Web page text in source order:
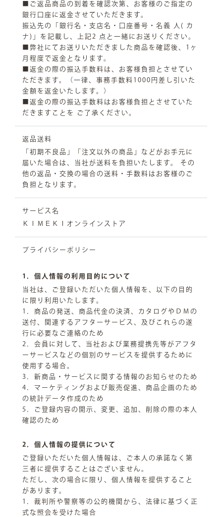
■ご返品商品の到着を確認次第、お客様のご指定の
銀行口座に返金させていただきます。
振込先の「銀行名・支店名・口座番号・名義 人( カ
ナ)」を記載し、上記2 点と一緒にお送りください。
■弊社にてお送りいただきました商品を確認後、1ヶ
月程度で返金となります。
■返金の際の振込手数料は、お客様負担とさせてい
ただきます。（一律、事務手数料1000円差し引いた
金額を返金いたします。）
■返金の際の振込手数料はお客様負担とさせていた
だきますことを ご了承ください。
返品送料
「初期不良品」「注文以外の商品」などがお手元に
届いた場合は、当社が送料を負担いたします。 その
他の返品・交換の場合の送料・手数料はお客様のご
負担となります。
サービス名
ＫＩＭＥＫＩオンラインストア
プライバシーポリシー
1．個人情報の利用目的について
当社は、ご登録いただいた個人情報を、以下の目的
に限り利用いたします。
1．商品の発送、商品代金の決済、カタログやＤＭの
送付、関連するアフターサービス、及びこれらの遂
行に必要なご連絡のため
2．会員に対して、当社および業務提携先等がアフタ
ーサービスなどの個別のサービスを提供するために
使用する場合。
3．新商品・サービスに関する情報のお知らせのため
4．マーケティングおよび販売促進、商品企画のため
の統計データ作成のため
5．ご登録内容の開示、変更、追加、削除の際の本人
確認のため
2．個人情報の提供について
ご登録いただいた個人情報は、ご本人の承諾なく第
三者に提供することはございません。
ただし、次の場合に限り、個人情報を提供すること
があります。
1．裁判所や警察等の公的機関から、法律に基づく正
式な照会を受けた場合